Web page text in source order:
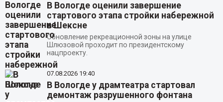
В Вологде оценили завершение
стартового этапа стройки набережной
в Шексне
Обновление рекреационной зоны на улице
Шлюзовой проходит по президентскому
нацпроекту.
07.08.2026 19:40
В Вологде у драмтеатра стартовал
демонтаж разрушенного фонтана